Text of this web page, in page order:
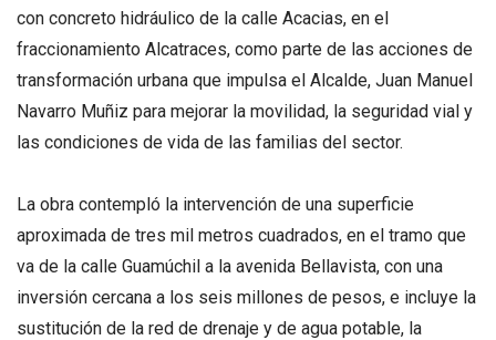
con concreto hidráulico de la calle Acacias, en el
fraccionamiento Alcatraces, como parte de las acciones de
transformación urbana que impulsa el Alcalde, Juan Manuel
Navarro Muñiz para mejorar la movilidad, la seguridad vial y
las condiciones de vida de las familias del sector.
La obra contempló la intervención de una superficie
aproximada de tres mil metros cuadrados, en el tramo que
va de la calle Guamúchil a la avenida Bellavista, con una
inversión cercana a los seis millones de pesos, e incluye la
sustitución de la red de drenaje y de agua potable, la